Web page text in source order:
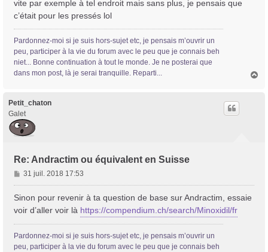
vite par exemple à tel endroit mais sans plus, je pensais que
c’était pour les pressés lol
Pardonnez-moi si je suis hors-sujet etc, je pensais m’ouvrir un
peu, participer à la vie du forum avec le peu que je connais beh
niet... Bonne continuation à tout le monde. Je ne posterai que
dans mon post, là je serai tranquille. Reparti...
Petit_chaton
Galet
Re: Andractim ou équivalent en Suisse
M
e
s
s
g
e
31 juil. 2018 17:53
Sinon pour revenir à ta question de base sur Andractim, essaie
voir d’aller voir là https://compendium.ch/search/Minoxidil/fr
Pardonnez-moi si je suis hors-sujet etc, je pensais m’ouvrir un
peu, participer à la vie du forum avec le peu que je connais beh